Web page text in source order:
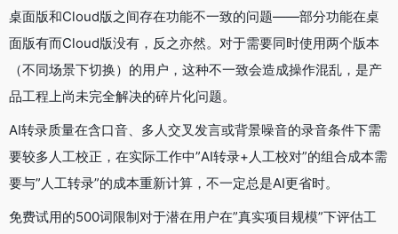
桌面版和Cloud版之间存在功能不一致的问题——部分功能在桌
面版有而Cloud版没有，反之亦然。对于需要同时使用两个版本
（不同场景下切换）的用户，这种不一致会造成操作混乱，是产
品工程上尚未完全解决的碎片化问题。
AI转录质量在含口音、多人交叉发言或背景噪音的录音条件下需
要较多人工校正，在实际工作中”AI转录+人工校对”的组合成本需
要与”人工转录”的成本重新计算，不一定总是AI更省时。
免费试用的500词限制对于潜在用户在”真实项目规模”下评估工